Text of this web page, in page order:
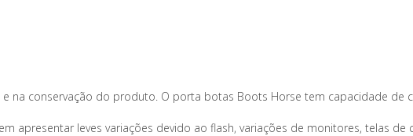
na conservação do produto. O porta botas Boots Horse tem capacidade de
apresentar leves variações devido ao flash, variações de monitores, telas de